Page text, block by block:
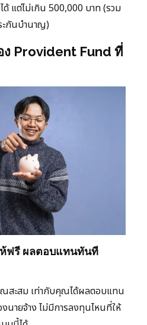
ด้ แต่ไม่เกิน 500,000 บาท (รวม
ะกันบำนาญ)
Provident Fund ที่
ฟรี ผลตอบแทนทันที
สะสม เท่ากับคุณได้ผลตอบแทน
นายจ้าง ไม่มีการลงทุนไหนที่ให้